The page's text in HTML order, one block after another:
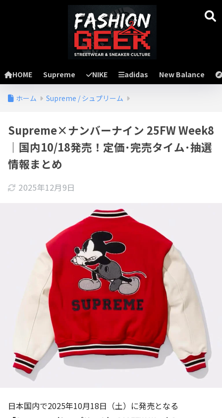
HOME Supreme NIKE adidas New Balance
ホーム Supreme / シュプリーム
Supreme×ナンバーナイン 25FW Week8
｜国内10/18発売！定価･完売タイム･抽選
情報まとめ
2025年12月9日
日本国内で2025年10月18日（土）に発売となる